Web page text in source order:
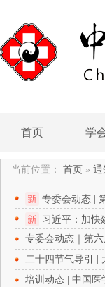
首页 学
当前位置： 首页 » 通
专委会动态 |
功召开习近平：加快
专委会动态｜第
二十四节气导引 |
培训动态 | 中国